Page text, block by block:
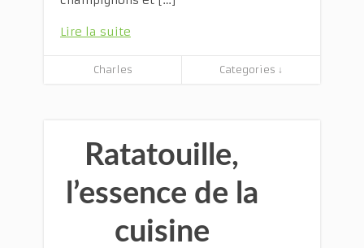
Lire la suite
Charles Categories ↓
Ratatouille,
l’essence de la
cuisine